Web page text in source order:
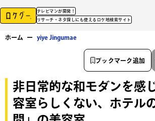
テレビマンが開発！
リサーチ・ネタ探しにも使えるロケ地検索サイト
ホーム ー yiye Jingumae
非日常的な和モダンを感
容室らしくない、ホテル
ブックマーク追加